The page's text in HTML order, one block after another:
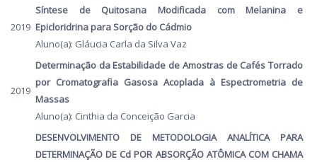
2019
Síntese de Quitosana Modificada com Melanina e
Epicloridrina para Sorção do Cádmio
Aluno(a): Gláucia Carla da Silva Vaz
2019
Determinação da Estabilidade de Amostras de Cafés Torrado
por Cromatografia Gasosa Acoplada à Espectrometria de
Massas
Aluno(a): Cinthia da Conceição Garcia
DESENVOLVIMENTO DE METODOLOGIA ANALÍTICA PARA
DETERMINAÇÃO DE Cd POR ABSORÇÃO ATÔMICA COM CHAMA